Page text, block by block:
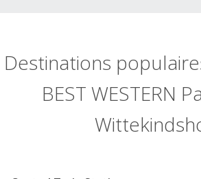
Destinations
BEST WESTERN